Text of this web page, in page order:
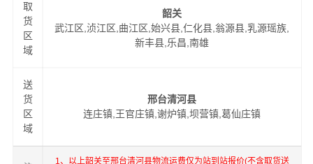
取
货
区
域
韶关
武江区,浈江区,曲江区,始兴县,仁化县,翁源县,乳源瑶族,
新丰县,乐昌,南雄
送
货
区
域
邢台清河县
连庄镇,王官庄镇,谢炉镇,坝营镇,葛仙庄镇
1、以上韶关至邢台清河县物流运费仅为站到站报价(不含取货送